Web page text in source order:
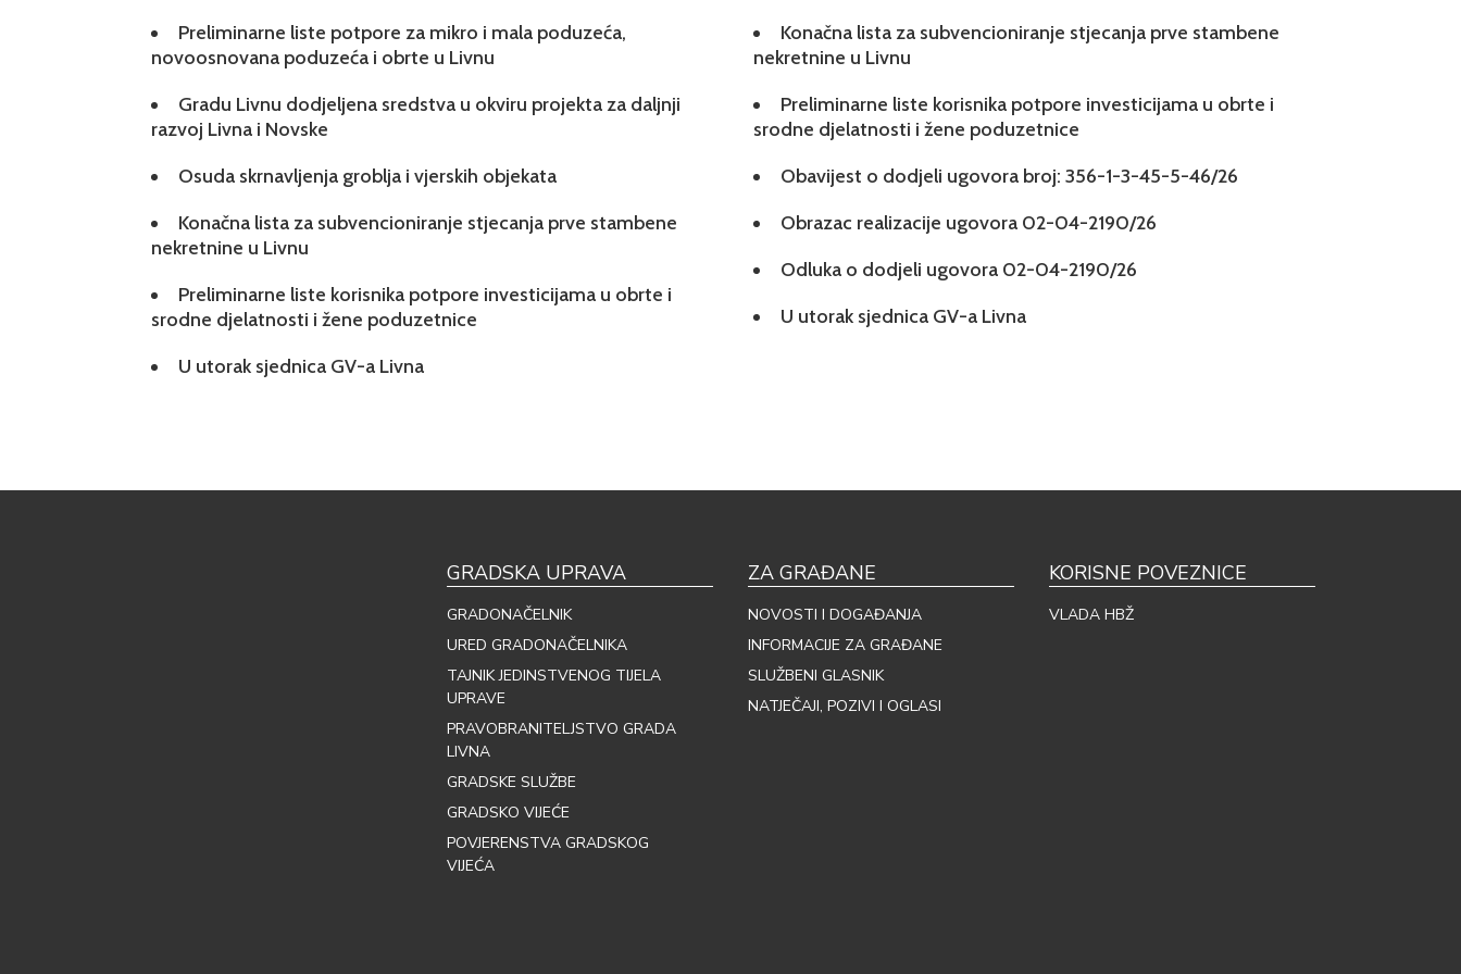
Preliminarne liste potpore za mikro i mala poduzeća,
novoosnovana poduzeća i obrte u Livnu
Gradu Livnu dodjeljena sredstva u okviru projekta za daljnji
razvoj Livna i Novske
Osuda skrnavljenja groblja i vjerskih objekata
Konačna lista za subvencioniranje stjecanja prve stambene
nekretnine u Livnu
Preliminarne liste korisnika potpore investicijama u obrte i
srodne djelatnosti i žene poduzetnice
U utorak sjednica GV-a Livna
Konačna lista za subvencioniranje stjecanja prve stambene
nekretnine u Livnu
Preliminarne liste korisnika potpore investicijama u obrte i
srodne djelatnosti i žene poduzetnice
Obavijest o dodjeli ugovora broj: 356-1-3-45-5-46/26
Obrazac realizacije ugovora 02-04-2190/26
Odluka o dodjeli ugovora 02-04-2190/26
U utorak sjednica GV-a Livna
GRADSKA UPRAVA
GRADONAČELNIK
URED GRADONAČELNIKA
TAJNIK JEDINSTVENOG TIJELA
UPRAVE
PRAVOBRANITELJSTVO GRADA
LIVNA
GRADSKE SLUŽBE
GRADSKO VIJEĆE
POVJERENSTVA GRADSKOG
VIJEĆA
ZA GRAĐANE
NOVOSTI I DOGAĐANJA
INFORMACIJE ZA GRAĐANE
SLUŽBENI GLASNIK
NATJEČAJI, POZIVI I OGLASI
KORISNE POVEZNICE
VLADA HBŽ